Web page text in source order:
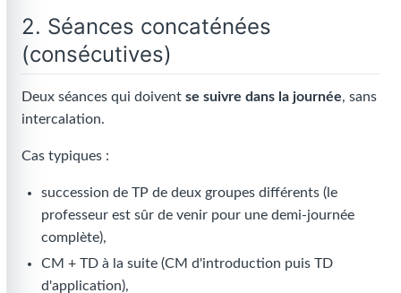
2. Séances concaténées
(consécutives)
Deux séances qui doivent se suivre dans la journée, sans
intercalation.
Cas typiques :
succession de TP de deux groupes différents (le
professeur est sûr de venir pour une demi-journée
complète),
CM + TD à la suite (CM d'introduction puis TD
d'application),